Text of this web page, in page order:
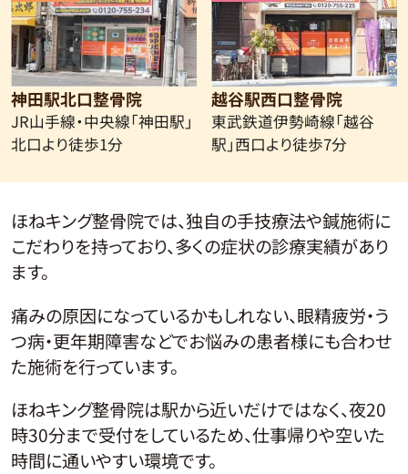
神田駅北口整骨院
JR山手線・中央線「神田駅」
北口より徒歩1分
越谷駅西口整骨院
東武鉄道伊勢崎線「越谷
駅」西口より徒歩7分
ほねキング整骨院では、独自の手技療法や鍼施術に
こだわりを持っており、多くの症状の診療実績があり
ます。
痛みの原因になっているかもしれない、眼精疲労・う
つ病・更年期障害などでお悩みの患者様にも合わせ
た施術を行っています。
ほねキング整骨院は駅から近いだけではなく、夜20
時30分まで受付をしているため、仕事帰りや空いた
時間に通いやすい環境です。